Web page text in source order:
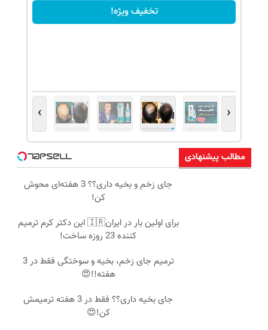
تخفیف ویژه!
‹
›
مطالب پیشنهادی
جای زخم و بخیه داری؟؟ 3 هفته‌ای محوش
کن!
برای اولین بار در ایران🇮🇷 این دکتر کرم ترمیم
کننده 23 روزه ساخت!
ترمیم جای زخم، بخیه و سوختگی فقط در 3
هفته!!😍
جای بخیه داری؟؟ فقط در 3 هفته ترمیمش
کن!😍